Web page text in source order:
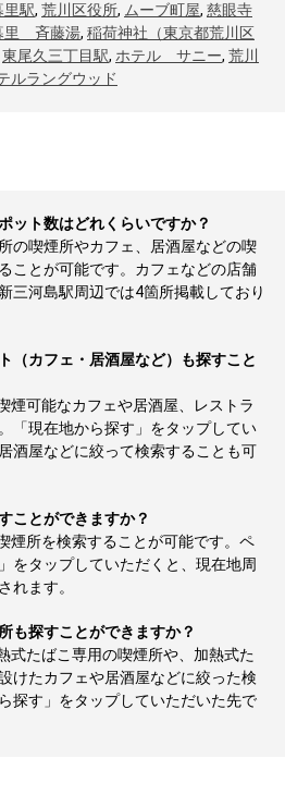
里駅, 荒川区役所, ムーブ町屋, 慈眼寺
里 斉藤湯, 稲荷神社（東京都荒川区
東尾久三丁目駅, ホテル サニー, 荒川
ルラングウッド
ット数はどれくらいですか？
の喫煙所やカフェ、居酒屋などの喫
ことが可能です。カフェなどの店舗
三河島駅周辺では4箇所掲載しており
（カフェ・居酒屋など）も探すこと
煙可能なカフェや居酒屋、レストラ
「現在地から探す」をタップしてい
酒屋などに絞って検索することも可
ことができますか？
煙所を検索することが可能です。ペ
をタップしていただくと、現在地周
れます。
も探すことができますか？
式たばこ専用の喫煙所や、加熱式た
けたカフェや居酒屋などに絞った検
探す」をタップしていただいた先で